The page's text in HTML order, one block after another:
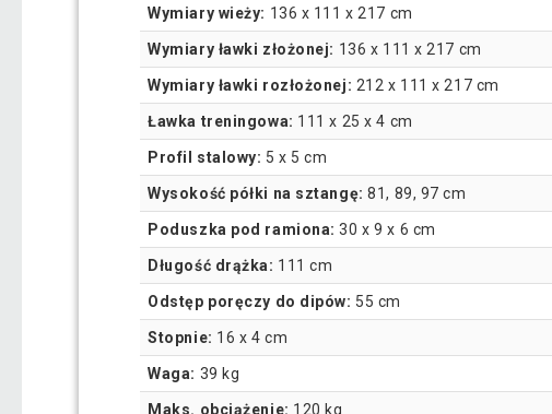
Wymiary wieży: 136 x 111 x 217 cm
Wymiary ławki złożonej: 136 x 111 x 217 cm
Wymiary ławki rozłożonej: 212 x 111 x 217 cm
Ławka treningowa: 111 x 25 x 4 cm
Profil stalowy: 5 x 5 cm
Wysokość półki na sztangę: 81, 89, 97 cm
Poduszka pod ramiona: 30 x 9 x 6 cm
Długość drążka: 111 cm
Odstęp poręczy do dipów: 55 cm
Stopnie: 16 x 4 cm
Waga: 39 kg
Maks. obciążenie: 120 kg